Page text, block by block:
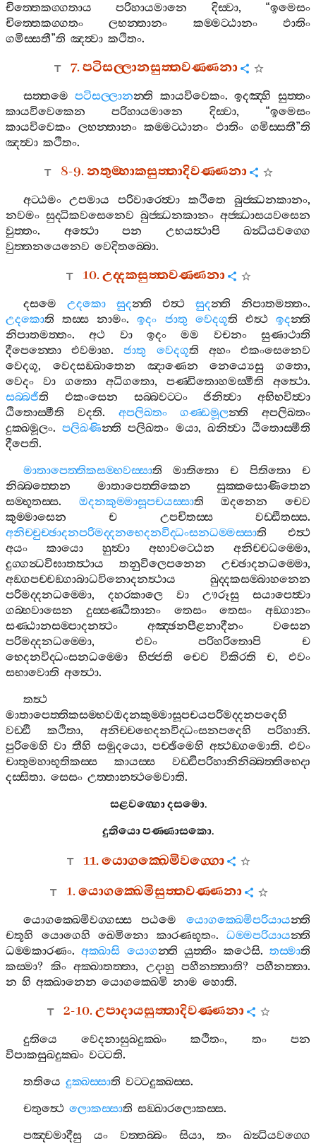
චිත‍්තෙකග‍්ගතාය
පරිහායමානෙ දිස‍්වා, “ඉමෙසං
චිත‍්තෙකග‍්ගතං
ලභන‍්තානං කම‍්මට‍්ඨානං
ඵාතිං
ගමිස‍්සතී”ති ඤත්‍වා කථිතං.
7.පටිසල‍්ලානසුත‍්තවණ‍්ණනා
සත‍්තමෙ පටිසල‍්ලානන‍්ති කායවිවෙකං.ඉදඤ‍්හි සුත‍්තං
කායවිවෙකෙන
පරිහායමානෙ දිස‍්වා, “ඉමෙසං
කායවිවෙකං ලභන‍්තානං කම‍්මට‍්ඨානං ඵාතිං ගමිස‍්සතී”ති
ඤත්‍වා කථිතං.
8-9.නතුම‍්හාකසුත‍්තාදිවණ‍්ණනා
අට‍්ඨමං උපමාය පරිවාරෙත්‍වා කථිතෙ බුජ‍්ඣනකානං,
නවමං සුද‍්ධිකවසෙනෙව බුජ‍්ඣනකානං අජ‍්ඣාසයවසෙන
වුත‍්තං. අත්‍ථො පන උභයත්‍ථාපි
ඛන්‍ධියවග‍්ගෙ
වුත‍්තනයෙනෙව වෙදිතබ‍්බො.
10.උද‍්දකසුත‍්තවණ‍්ණනා
දසමෙ උදකො සුදන‍්ති එත්‍ථ සුදන‍්ති නිපාතමත‍්තං.
උදකොති තස‍්ස නාමං.ඉදං ජාතු වෙදගූති එත්‍ථ ඉදන‍්ති
නිපාතමත‍්තං.අථ වා ඉදං මම වචනං
සුණාථාති
දීපෙන‍්තො
එවමාහ.ජාතු වෙදගූති අහං
එකංසෙනෙව
වෙදගූ, වෙදසඞ‍්ඛාතෙන ඤාණෙන නෙය්‍යෙසු ගතො,
වෙදං
වා ගතො අධිගතො, පණ‍්ඩිතොහමස‍්මීති අත්‍ථො.
සබ‍්බජීති එකංසෙන සබ‍්බවට‍්ටං ජිනිත්‍වා
අභිභවිත්‍වා
ඨිතොස‍්මීති
වදති. අපලිඛතං ගණ‍්ඩමූලන‍්ති
අපලිඛතං
දුක‍්ඛමූලං.පලිඛණින‍්ති පලිඛතං මයා, ඛනිත්‍වා ඨිතොස‍්මීති
දීපෙති.
මාතාපෙත‍්තිකසම‍්භවස‍්සාති මාතිතො ච පිතිතො
ච
නිබ‍්බත‍්තෙන
මාතාපෙත‍්තිකෙන
සුක‍්කසොණිතෙන
සම‍්භූතස‍්ස. ඔදනකුම‍්මාසූපචයස‍්සාති ඔදනෙන
චෙව
කුම‍්මාසෙන
ච උපචිතස‍්ස වඩ‍්ඪිතස‍්ස.
අනිච‍්චුච‍්ඡාදනපරිමද‍්දනභෙදනවිද‍්ධංසනධම‍්මස‍්සාති
එත්‍ථ
අයං
කායො හුත්‍වා අභාවට‍්ඨෙන අනිච‍්චධම‍්මො,
දුග‍්ගන්‍ධවිඝාතත්‍ථාය
තනුවිලෙපනෙන උච‍්ඡාදනධම‍්මො,
අඞ‍්ගපච‍්චඞ‍්ගාබාධවිනොදනත්‍ථාය
ඛුද‍්දකසම‍්බාහනෙන
පරිමද‍්දනධම‍්මො, දහරකාලෙ වා ඌරූසු
සයාපෙත්‍වා
ගබ‍්භවාසෙන
දුස‍්සණ‍්ඨිතානං තෙසං තෙසං
අඞ‍්ගානං
සණ‍්ඨානසම‍්පාදනත්‍ථං
අඤ‍්ඡනපීළනාදීනං
වසෙන
පරිමද‍්දනධම‍්මො, එවං පරිහරිතොපි
ච
භෙදනවිද‍්ධංසනධම‍්මො
භිජ‍්ජති චෙව විකිරති ච,එවං
සභාවොති අත්‍ථො.
තත්‍ථ
මාතාපෙත‍්තිකසම‍්භවඔදනකුම‍්මාසූපචයපරිමද‍්දනපදෙහි
වඩ‍්ඪි
කථිතා, අනිච‍්චභෙදනවිද‍්ධංසනපදෙහි පරිහානි.
පුරිමෙහි වා තීහි සමුදයො, පච‍්ඡිමෙහි අත්‍ථඞ‍්ගමොති.එවං
චාතුමහාභූතිකස‍්ස
කායස‍්ස
වඩ‍්ඪිපරිහානිනිබ‍්බත‍්තිභෙදා
දස‍්සිතා. සෙසං උත‍්තානත්‍ථමෙවාති.
සළවග‍්ගොදසමො.
දුතියොපණ‍්ණාසකො.
11.යොගක‍්ඛෙමිවග‍්ගො
1.යොගක‍්ඛෙමිසුත‍්තවණ‍්ණනා
යොගක‍්ඛෙමිවග‍්ගස‍්ස පඨමෙ යොගක‍්ඛෙමිපරියායන‍්ති
චතූහි
යොගෙහි ඛෙමිනො කාරණභූතං. ධම‍්මපරියායන‍්ති
ධම‍්මකාරණං.අක‍්ඛාසි යොගන‍්ති යුත‍්තිං කථෙසි.තස‍්මාති
කස‍්මා? කිං අක‍්ඛාතත‍්තා, උදාහු පහීනත‍්තාති?පහීනත‍්තා.
න හි අක‍්ඛානෙන යොගක‍්ඛෙමි නාම හොති.
2-10.උපාදායසුත‍්තාදිවණ‍්ණනා
දුතියෙ වෙදනාසුඛදුක‍්ඛං කථිතං, තං
පන
විපාකසුඛදුක‍්ඛං වට‍්ටති.
තතියෙ දුක‍්ඛස‍්සාති වට‍්ටදුක‍්ඛස‍්ස.
චතුත්‍ථෙ ලොකස‍්සාති සඞ‍්ඛාරලොකස‍්ස.
පඤ‍්චමාදීසු
යං වත‍්තබ‍්බං සියා, තං
ඛන්‍ධියවග‍්ගෙ